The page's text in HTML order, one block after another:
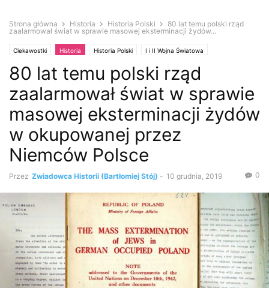
Strona główna Historia Historia Polski
80 lat temu polski rząd
zaalarmował świat w sprawie masowej eksterminacji żydów...
Ciekawostki Historia Historia Polski I i II Wojna Światowa
80 lat temu polski rząd
zaalarmował świat w sprawie
masowej eksterminacji żydów
w okupowanej przez
Niemców Polsce
Przez Zwiadowca Historii (Bartłomiej Stój) - 10 grudnia, 2019 0